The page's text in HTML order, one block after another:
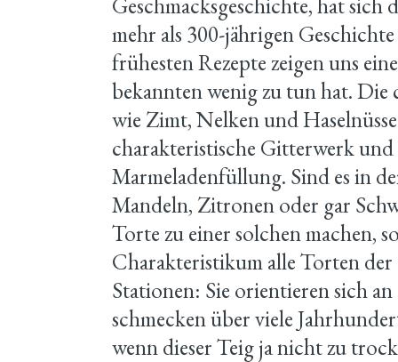
mehr als 300-jährigen
frühesten Rezepte zeigen uns
bekannten wenig zu tun hat.
wie Zimt, Nelken und
charakteristische Gitterwerk
Marmeladenfüllung. Sind es in
Mandeln, Zitronen oder gar
Torte zu einer solchen machen,
Charakteristikum alle Torten
Stationen: Sie orientieren sich
schmecken über viele
wenn dieser Teig ja nicht zu